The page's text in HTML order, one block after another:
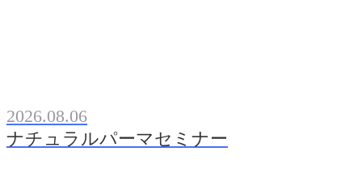
2026.08.06
ナチュラルパーマセミナー